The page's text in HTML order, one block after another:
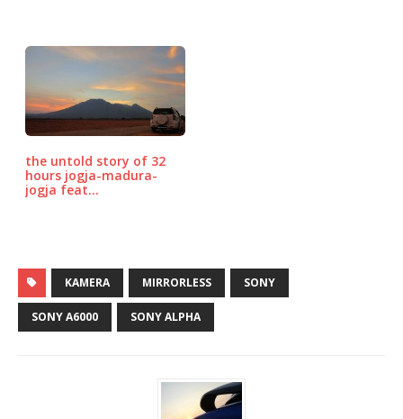
the untold story of 32
hours jogja-madura-
jogja feat…
KAMERA MIRRORLESS SONY
SONY A6000 SONY ALPHA